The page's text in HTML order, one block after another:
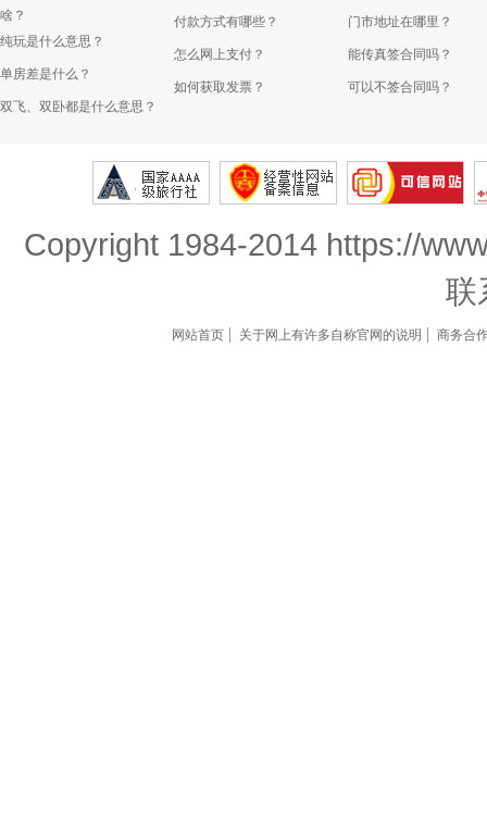
啥？
纯玩是什么意思？
单房差是什么？
双飞、双卧都是什么意思？
付款方式有哪些？
怎么网上支付？
如何获取发票？
门市地址在哪里？
能传真签合同吗？
可以不签合同吗？
Copyright 1984-2014 https://
联
网站首页 关于网上有许多自称官网的说明 商务合